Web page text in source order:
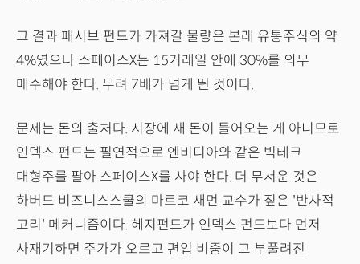
그 결과 패시브 펀드가 가져갈 물량은 본래 유통주식의 약
4%였으나 스페이스X는 15거래일 안에 30%를 의무
매수해야 한다. 무려 7배가 넘게 뛴 것이다.
문제는 돈의 출처다. 시장에 새 돈이 들어오는 게 아니므로
인덱스 펀드는 필연적으로 엔비디아와 같은 빅테크
대형주를 팔아 스페이스X를 사야 한다. 더 무서운 것은
하버드 비즈니스스쿨의 마르코 새먼 교수가 짚은 '반사적
고리' 메커니즘이다. 헤지펀드가 인덱스 펀드보다 먼저
사재기하면 주가가 오르고 편입 비중이 그 부풀려진